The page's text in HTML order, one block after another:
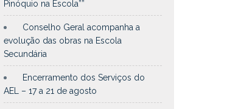
Pinóquio na Escola””
Conselho Geral acompanha a
evolução das obras na Escola
Secundária
Encerramento dos Serviços do
AEL – 17 a 21 de agosto